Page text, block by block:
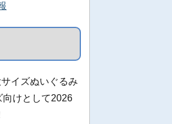
イズぬいぐるみ
向けとして2026